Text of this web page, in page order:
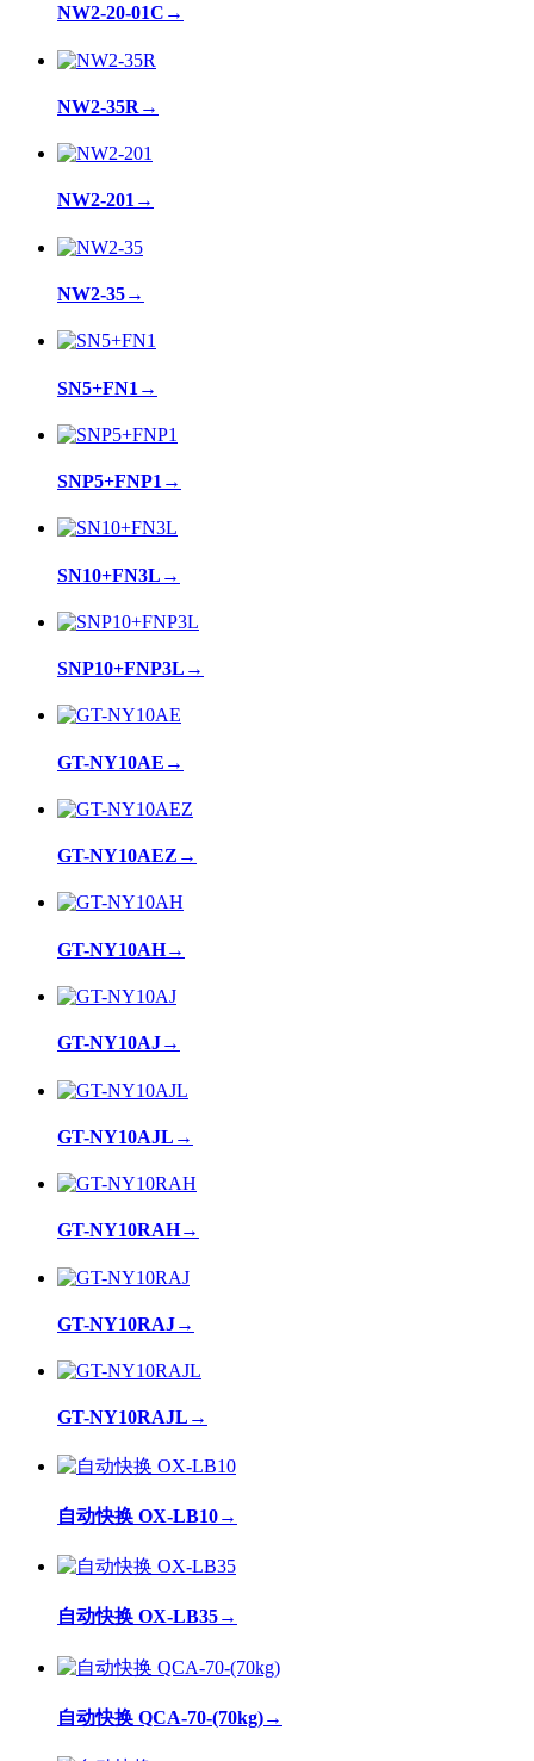
NW2-20-01C →
NW2-35R →
NW2-201→
NW2-35→
SN5+FN1 →
SNP5+FNP1 →
SN10+FN3L →
SNP10+FNP3L →
GT-NY10AE →
GT-NY10AEZ →
GT-NY10AH→
GT-NY10AJ→
GT-NY10AJL →
GT-NY10RAH→
GT-NY10RAJ→
GT-NY10RAJL →
自动快换 OX-LB10→
自动快换 OX-LB35→
自动快换 QCA-70-(70kg)→